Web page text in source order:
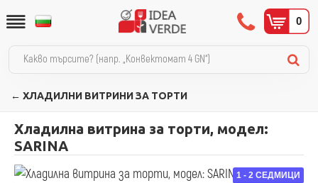
0
← ХЛАДИЛНИ ВИТРИНИ ЗА ТОРТИ
Хладилна витрина за торти, модел:
SARINA
1 - 2 СЕДМИЦИ